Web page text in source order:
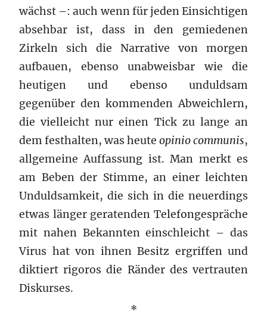
wächst –: auch wenn für jeden Einsichtigen
absehbar ist, dass in den gemiedenen
Zirkeln sich die Narrative von morgen
aufbauen, ebenso unabweisbar wie die
heutigen und ebenso unduldsam
gegenüber den kommenden Abweichlern,
die vielleicht nur einen Tick zu lange an
dem festhalten, was heute opinio communis,
allgemeine Auffassung ist. Man merkt es
am Beben der Stimme, an einer leichten
Unduldsamkeit, die sich in die neuerdings
etwas länger geratenden Telefongespräche
mit nahen Bekannten einschleicht – das
Virus hat von ihnen Besitz ergriffen und
diktiert rigoros die Ränder des vertrauten
Diskurses.
*